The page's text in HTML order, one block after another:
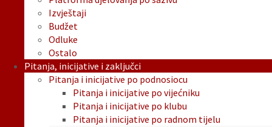
Izvještaji
Budžet
Odluke
Ostalo
Pitanja, inicijative i zaključci
Pitanja i inicijative po podnosiocu
Pitanja i inicijative po vijećniku
Pitanja i inicijative po klubu
Pitanja i inicijative po radnom tijelu